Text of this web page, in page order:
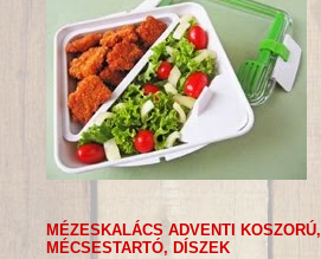
MÉZESKALÁCS ADVENTI KOSZORÚ,
MÉCSESTARTÓ, DÍSZEK